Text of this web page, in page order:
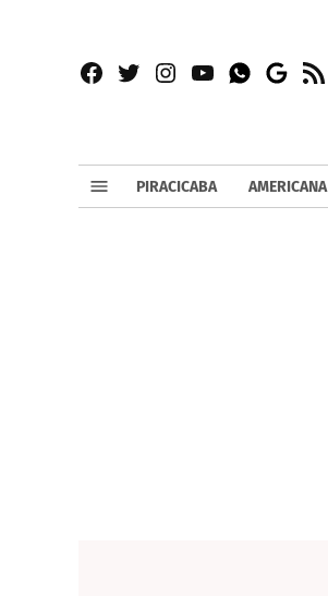
Facebook
TwitterInstagram
YouTubeWhatsapp
Google
RSS
PIRACICABA AMERICANA